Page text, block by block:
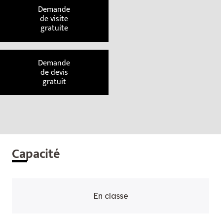
Demande
de visite
gratuite
Demande
de devis
gratuit
Capacité
En classe